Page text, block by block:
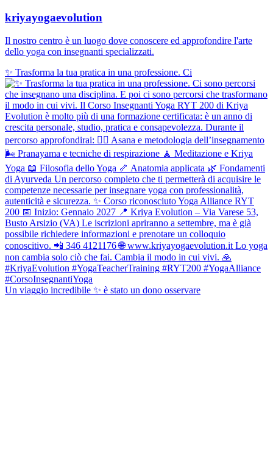
kriyayogaevolution
Il nostro centro è un luogo dove conoscere ed approfondire l'arte
dello yoga con insegnanti specializzati.
✨ Trasforma la tua pratica in una professione. Ci
Un viaggio incredibile ✨ è stato un dono osservare